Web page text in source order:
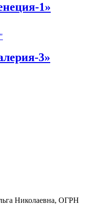
1»
3»
Николаевна, ОГРН